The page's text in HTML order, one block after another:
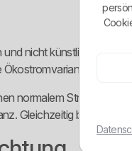
nicht künstlich
Das
normalem
Gleichzeitig bleibt der